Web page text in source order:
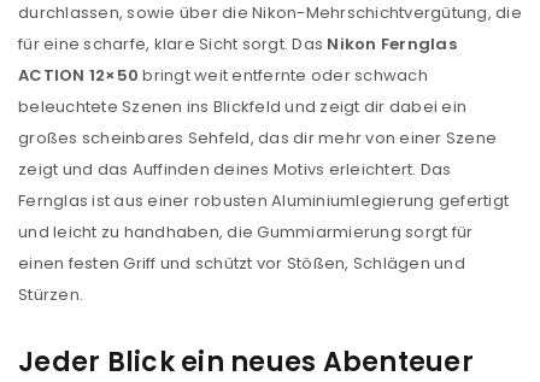
durchlassen, sowie über die Nikon-Mehrschichtvergütung, die
für eine scharfe, klare Sicht sorgt. Das Nikon Fernglas
ACTION 12×50 bringt weit entfernte oder schwach
beleuchtete Szenen ins Blickfeld und zeigt dir dabei ein
großes scheinbares Sehfeld, das dir mehr von einer Szene
zeigt und das Auffinden deines Motivs erleichtert. Das
Fernglas ist aus einer robusten Aluminiumlegierung gefertigt
und leicht zu handhaben, die Gummiarmierung sorgt für
einen festen Griff und schützt vor Stößen, Schlägen und
Stürzen.
Jeder Blick ein neues Abenteuer